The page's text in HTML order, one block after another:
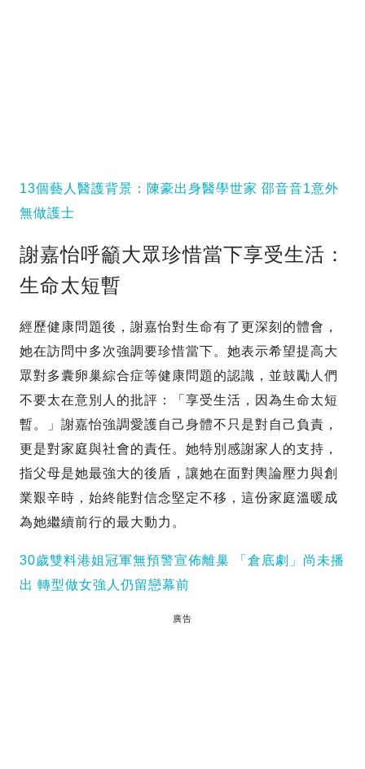
13個藝人醫護背景：陳豪出身醫學世家 邵音音1意外
無做護士
謝嘉怡呼籲大眾珍惜當下享受生活：
生命太短暫
經歷健康問題後，謝嘉怡對生命有了更深刻的體會，
她在訪問中多次強調要珍惜當下。她表示希望提高大
眾對多囊卵巢綜合症等健康問題的認識，並鼓勵人們
不要太在意別人的批評：「享受生活，因為生命太短
暫。」謝嘉怡強調愛護自己身體不只是對自己負責，
更是對家庭與社會的責任。她特別感謝家人的支持，
指父母是她最強大的後盾，讓她在面對輿論壓力與創
業艱辛時，始終能對信念堅定不移，這份家庭溫暖成
為她繼續前行的最大動力。
30歲雙料港姐冠軍無預警宣佈離巢 「倉底劇」尚未播
出 轉型做女強人仍留戀幕前
廣告